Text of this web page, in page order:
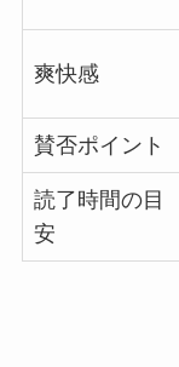
爽快感
賛否ポイント
読了時間の目
安